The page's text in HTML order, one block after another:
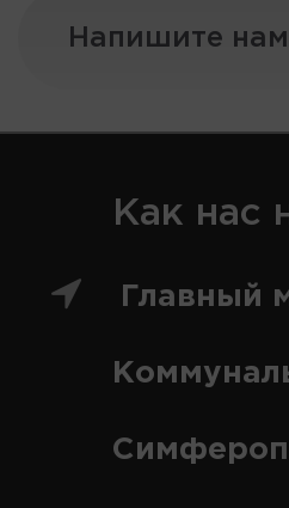
Напишите
Как нас
Главный